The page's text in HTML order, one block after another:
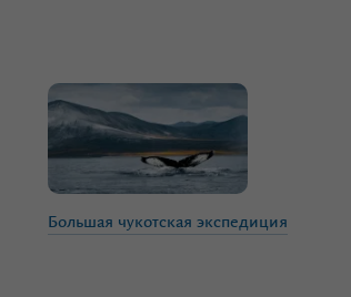
Большая чукотская экспедиция